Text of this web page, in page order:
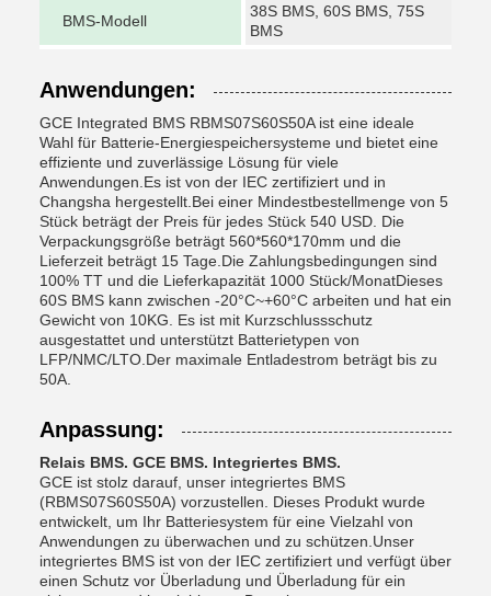
BMS-Modell
38S BMS, 60S BMS, 75S
BMS
Anwendungen:
GCE Integrated BMS RBMS07S60S50A ist eine ideale
Wahl für Batterie-Energiespeichersysteme und bietet eine
effiziente und zuverlässige Lösung für viele
Anwendungen.Es ist von der IEC zertifiziert und in
Changsha hergestellt.Bei einer Mindestbestellmenge von 5
Stück beträgt der Preis für jedes Stück 540 USD. Die
Verpackungsgröße beträgt 560*560*170mm und die
Lieferzeit beträgt 15 Tage.Die Zahlungsbedingungen sind
100% TT und die Lieferkapazität 1000 Stück/MonatDieses
60S BMS kann zwischen -20°C~+60°C arbeiten und hat ein
Gewicht von 10KG. Es ist mit Kurzschlussschutz
ausgestattet und unterstützt Batterietypen von
LFP/NMC/LTO.Der maximale Entladestrom beträgt bis zu
50A.
Anpassung:
Relais BMS. GCE BMS. Integriertes BMS.
GCE ist stolz darauf, unser integriertes BMS
(RBMS07S60S50A) vorzustellen. Dieses Produkt wurde
entwickelt, um Ihr Batteriesystem für eine Vielzahl von
Anwendungen zu überwachen und zu schützen.Unser
integriertes BMS ist von der IEC zertifiziert und verfügt über
einen Schutz vor Überladung und Überladung für ein